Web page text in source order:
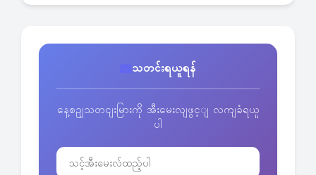
သတင်းရယူရန်
နေ့စဥျသတငျးမြားကို အီးမေးလျဖွင့ျ လကျခံရယူ
ပါ